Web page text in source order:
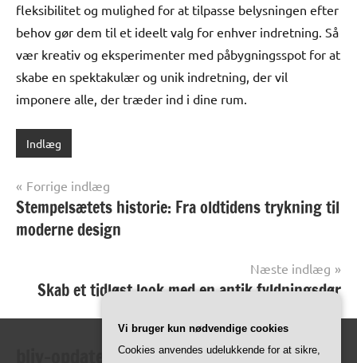
fleksibilitet og mulighed for at tilpasse belysningen efter
behov gør dem til et ideelt valg for enhver indretning. Så
vær kreativ og eksperimenter med påbygningsspot for at
skabe en spektakulær og unik indretning, der vil
imponere alle, der træder ind i dine rum.
Indlæg
Indlægsnavigation
Forrige indlæg
Stempelsætets historie: Fra oldtidens trykning til
moderne design
Næste indlæg
Skab et tidløst look med en antik fyldningsdør
bliv-opdateret.dk
Vi bruger kun nødvendige cookies
Cookies anvendes udelukkende for at sikre,